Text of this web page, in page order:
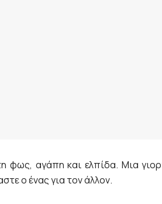
φως, αγάπη και ελπίδα. Μια
ο ένας για τον άλλον.